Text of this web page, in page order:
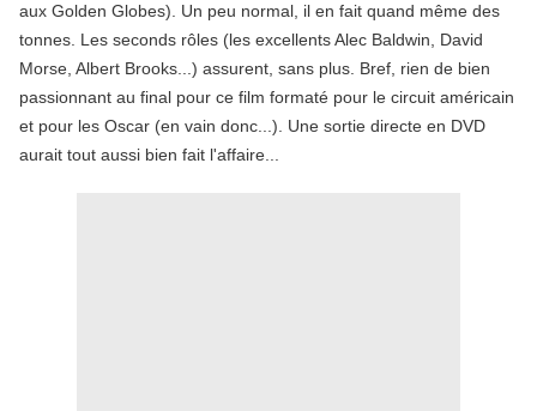
aux Golden Globes). Un peu normal, il en fait quand même des
tonnes. Les seconds rôles (les excellents Alec Baldwin, David
Morse, Albert Brooks...) assurent, sans plus. Bref, rien de bien
passionnant au final pour ce film formaté pour le circuit américain
et pour les Oscar (en vain donc...). Une sortie directe en DVD
aurait tout aussi bien fait l'affaire...